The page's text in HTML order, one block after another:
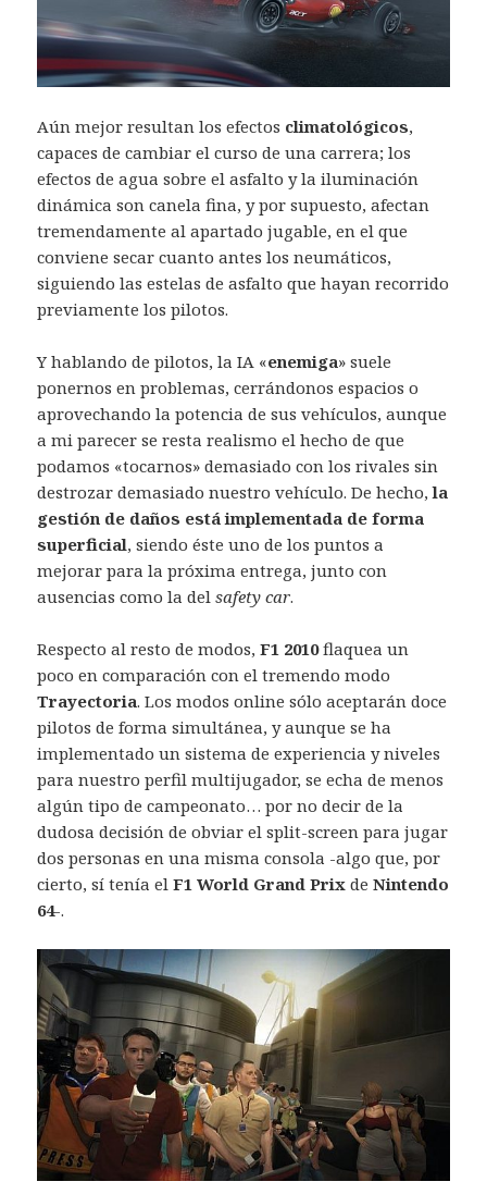
Aún mejor resultan los efectos climatológicos,
capaces de cambiar el curso de una carrera; los
efectos de agua sobre el asfalto y la iluminación
dinámica son canela fina, y por supuesto, afectan
tremendamente al apartado jugable, en el que
conviene secar cuanto antes los neumáticos,
siguiendo las estelas de asfalto que hayan recorrido
previamente los pilotos.
Y hablando de pilotos, la IA «enemiga» suele
ponernos en problemas, cerrándonos espacios o
aprovechando la potencia de sus vehículos, aunque
a mi parecer se resta realismo el hecho de que
podamos «tocarnos» demasiado con los rivales sin
destrozar demasiado nuestro vehículo. De hecho,la
gestión de daños está implementada de forma
superficial, siendo éste uno de los puntos a
mejorar para la próxima entrega, junto con
ausencias como la delsafety car.
Respecto al resto de modos,F1 2010flaquea un
poco en comparación con el tremendo modo
Trayectoria. Los modos online sólo aceptarán doce
pilotos de forma simultánea, y aunque se ha
implementado un sistema de experiencia y niveles
para nuestro perfil multijugador, se echa de menos
algún tipo de campeonato… por no decir de la
dudosa decisión de obviar el split-screen para jugar
dos personas en una misma consola -algo que, por
cierto, sí tenía elF1 World Grand Prix deNintendo
64-.